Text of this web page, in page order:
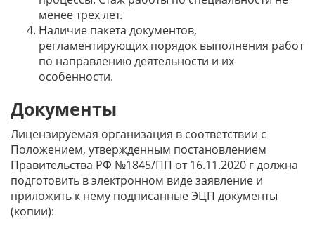
менее трех лет.
Наличие пакета документов,
регламентирующих порядок выполнения работ
по направлению деятельности и их
особенности.
Документы
Лицензируемая организация в соответствии с
Положением, утвержденным постановлением
Правительства РФ №1845/ПП от 16.11.2020 г должна
подготовить в электронном виде заявление и
приложить к нему подписанные ЭЦП документы
(копии):